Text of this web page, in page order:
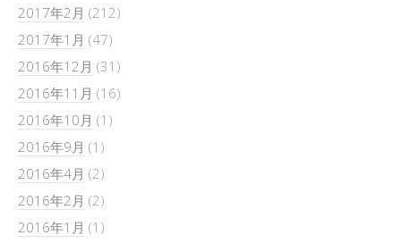
2017年2月 (212)
2017年1月 (47)
2016年12月 (31)
2016年11月 (16)
2016年10月 (1)
2016年9月 (1)
2016年4月 (2)
2016年2月 (2)
2016年1月 (1)